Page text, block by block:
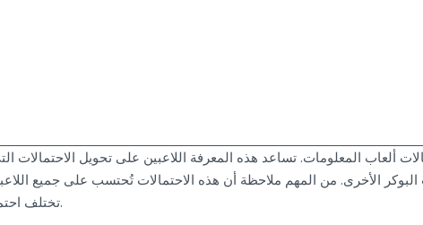
ألعاب المعلومات. تساعد هذه المعرفة اللاعبين على تحويل
تختلف احتمالات الحصول على "الفلاش الملكي" باختلاف لعبتك وعدد اللاعبين فيها.